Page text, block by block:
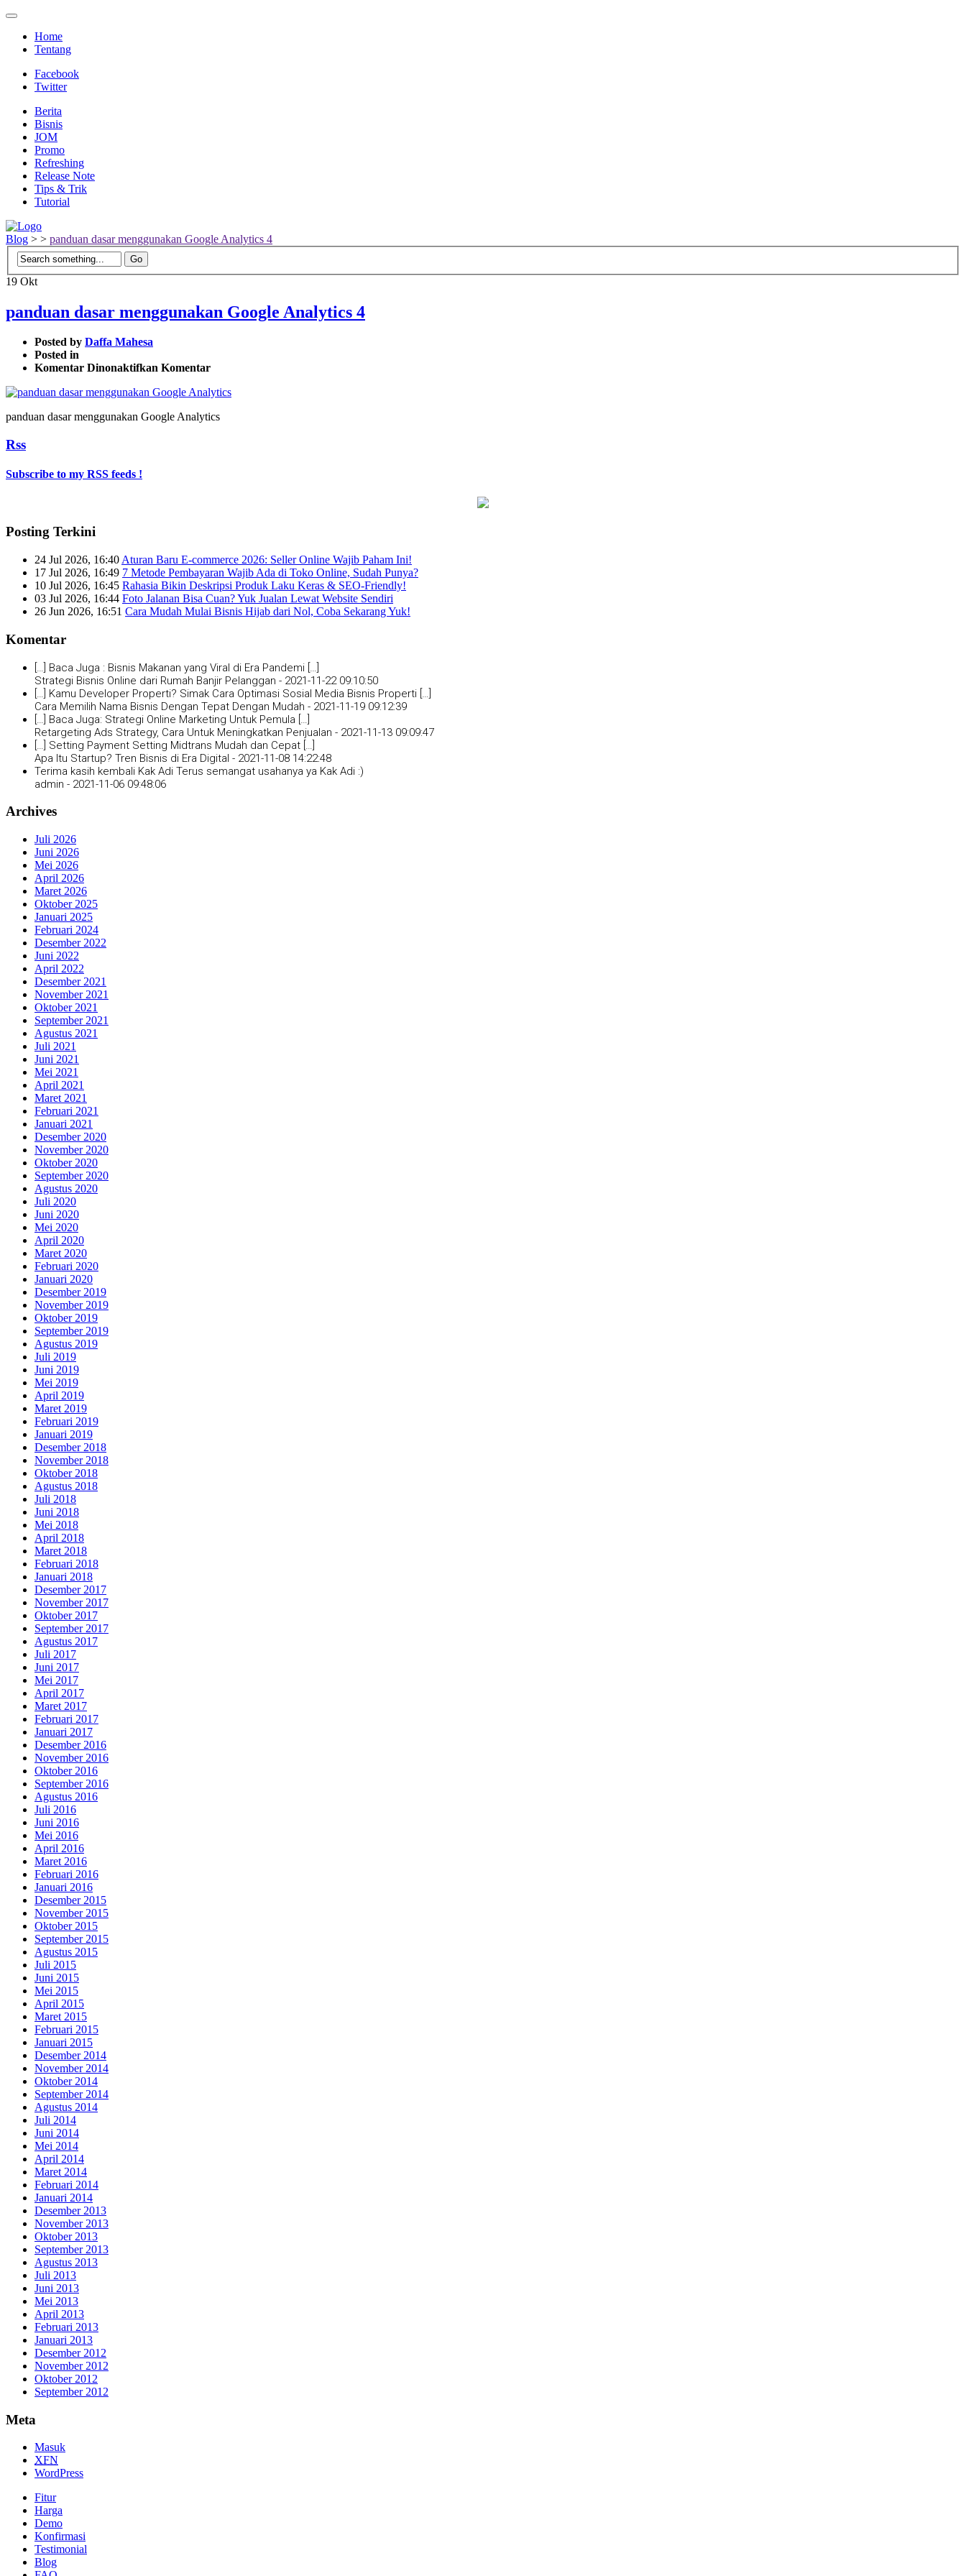
Home
Tentang
Facebook
Twitter
Berita
Bisnis
JOM
Promo
Refreshing
Release Note
Tips & Trik
Tutorial
Blog > > panduan dasar menggunakan Google Analytics 4
19 Okt
panduan dasar menggunakan Google Analytics 4
Posted by Daffa Mahesa
Posted in
Komentar Dinonaktifkan pada
dasar
Google
Komentar
panduan dasar menggunakan Google Analytics
Rss
Subscribe to my RSS feeds !
Posting Terkini
24 Jul 2026, 16:40 Aturan Baru E-commerce 2026: Seller Online Wajib Paham Ini!
17 Jul 2026, 16:49 7 Metode Pembayaran Wajib Ada di Toko Online, Sudah Punya?
10 Jul 2026, 16:45 Rahasia Bikin Deskripsi Produk Laku Keras & SEO-Friendly!
03 Jul 2026, 16:44 Foto Jalanan Bisa Cuan? Yuk Jualan Lewat Website Sendiri
26 Jun 2026, 16:51 Cara Mudah Mulai Bisnis Hijab dari Nol, Coba Sekarang Yuk!
Komentar
[…] Baca Juga : Bisnis Makanan yang Viral di Era Pandemi […]
Strategi Bisnis Online dari Rumah Banjir Pelanggan - 2021-11-22 09:10:50
[…] Kamu Developer Properti? Simak Cara Optimasi Sosial Media Bisnis Properti […]
Cara Memilih Nama Bisnis Dengan Tepat Dengan Mudah - 2021-11-19 09:12:39
[…] Baca Juga: Strategi Online Marketing Untuk Pemula […]
Retargeting Ads Strategy, Cara Untuk Meningkatkan Penjualan - 2021-11-13 09:09:47
[…] Setting Payment Setting Midtrans Mudah dan Cepat […]
Apa Itu Startup? Tren Bisnis di Era Digital - 2021-11-08 14:22:48
Terima kasih kembali Kak Adi Terus semangat usahanya ya Kak Adi :)
admin - 2021-11-06 09:48:06
Archives
Juli 2026
Juni 2026
Mei 2026
April 2026
Maret 2026
Oktober 2025
Januari 2025
Februari 2024
Desember 2022
Juni 2022
April 2022
Desember 2021
November 2021
Oktober 2021
September 2021
Agustus 2021
Juli 2021
Juni 2021
Mei 2021
April 2021
Maret 2021
Februari 2021
Januari 2021
Desember 2020
November 2020
Oktober 2020
September 2020
Agustus 2020
Juli 2020
Juni 2020
Mei 2020
April 2020
Maret 2020
Februari 2020
Januari 2020
Desember 2019
November 2019
Oktober 2019
September 2019
Agustus 2019
Juli 2019
Juni 2019
Mei 2019
April 2019
Maret 2019
Februari 2019
Januari 2019
Desember 2018
November 2018
Oktober 2018
Agustus 2018
Juli 2018
Juni 2018
Mei 2018
April 2018
Maret 2018
Februari 2018
Januari 2018
Desember 2017
November 2017
Oktober 2017
September 2017
Agustus 2017
Juli 2017
Juni 2017
Mei 2017
April 2017
Maret 2017
Februari 2017
Januari 2017
Desember 2016
November 2016
Oktober 2016
September 2016
Agustus 2016
Juli 2016
Juni 2016
Mei 2016
April 2016
Maret 2016
Februari 2016
Januari 2016
Desember 2015
November 2015
Oktober 2015
September 2015
Agustus 2015
Juli 2015
Juni 2015
Mei 2015
April 2015
Maret 2015
Februari 2015
Januari 2015
Desember 2014
November 2014
Oktober 2014
September 2014
Agustus 2014
Juli 2014
Juni 2014
Mei 2014
April 2014
Maret 2014
Februari 2014
Januari 2014
Desember 2013
November 2013
Oktober 2013
September 2013
Agustus 2013
Juli 2013
Juni 2013
Mei 2013
April 2013
Februari 2013
Januari 2013
Desember 2012
November 2012
Oktober 2012
September 2012
Meta
Masuk
XFN
WordPress
Fitur
Harga
Demo
Konfirmasi
Testimonial
Blog